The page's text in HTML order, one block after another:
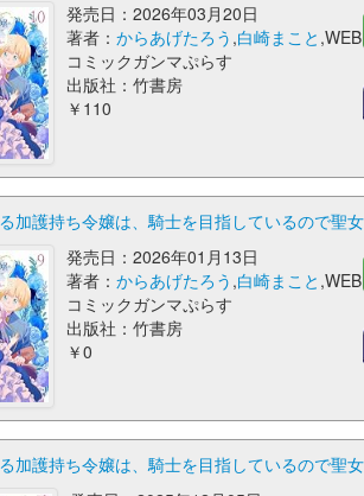
発売日：2026年03月20日
著者：からあげたろう ,白崎まこと ,WEB
コミックガンマぷらす
出版社：竹書房
￥110
加護持ち令嬢は、騎士を目指しているので
発売日：2026年01月13日
著者：からあげたろう ,白崎まこと ,WEB
コミックガンマぷらす
出版社：竹書房
￥0
加護持ち令嬢は、騎士を目指しているので聖